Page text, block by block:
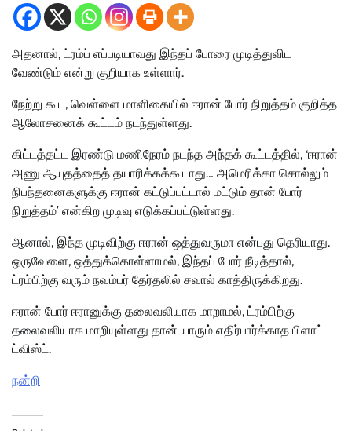
அதனால், ட்ரம்ப் எப்படியாவது இந்தப் போரை முடித்துவிட
வேண்டும் என்று குறியாக உள்ளார்.
நேற்று கூட, வெள்ளை மாளிகையில் ஈரான் போர் நிறுத்தம் குறித்த
ஆலோசனைக் கூட்டம் நடந்துள்ளது.
கிட்டத்தட்ட இரண்டு மணிநேரம் நடந்த அந்தக் கூட்டத்தில், ‘ஈரான்
அணு ஆயுதத்தைத் தயாரிக்கக்கூடாது… அமெரிக்கா சொல்லும்
நிபந்தனைகளுக்கு ஈரான் கட்டுப்பட்டால் மட்டும் தான் போர்
நிறுத்தம்’ என்கிற முடிவு எடுக்கப்பட்டுள்ளது.
ஆனால், இந்த முடிவிற்கு ஈரான் ஒத்துவருமா என்பது தெரியாது.
ஒருவேளை, ஒத்துக்கொள்ளாமல், இந்தப் போர் நீடித்தால்,
ட்ரம்பிற்கு வரும் நவம்பர் தேர்தலில் சவால் காத்திருக்கிறது.
ஈரான் போர் ஈரானுக்கு தலைவலியாக மாறாமல், ட்ரம்பிற்கு
தலைவலியாக மாறியுள்ளது தான் யாரும் எதிர்பார்க்காத பிளாட்
ட்விஸ்ட்.
நன்றி